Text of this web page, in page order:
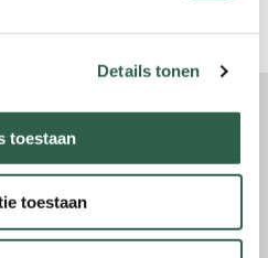
Details tonen
toestaan
toestaan
doen een
overheden,
betrokkenen om het
ruimte, zowel fysiek als